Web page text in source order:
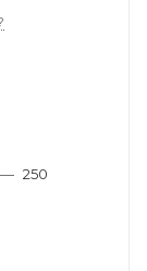
— 250